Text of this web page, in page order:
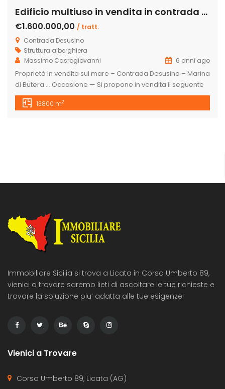
Edificio multiuso in vendita in contrada Desusino s.n.c., Butera
€1.600.000,00 / tratt.
Contrada Desusino
Struttura alberghiera
Massimo Casrogiovanni
6 anni ago
Proprietà in vendita sul mare – Contrada Desusino – Marina
di Butera … Occasione — Si propone in vendita il seguente
cespite immobiliare, totalmente da ristrutturare, a confine
con la spiaggia, ottima struttura ricettiva, per casa di riposo
13800 m2
Immobiliare Sicilia si trova a Licata in Corso Umberto 89,
vienici a trovare saremo lieti di ascoltare le tue richieste e
trovare la soluzione piu’ adatta alle tue esigenze!
Vienici a Trovare
Corso Umberto 89, Licata (AG)